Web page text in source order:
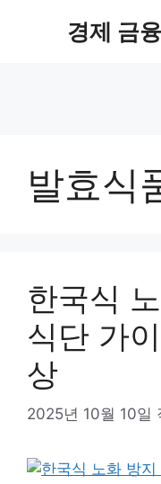
경제 금
발효식
한국식
식단 가
상
2025년 10월 10일